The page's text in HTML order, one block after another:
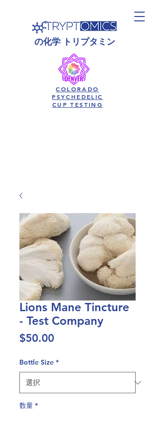
の化学 トリプタミン
COLORADO
PSYCHEDELIC
CUP TESTING
Lions Mane Tincture
- Test Company
$50.00価
Bottle Size *
数量 *